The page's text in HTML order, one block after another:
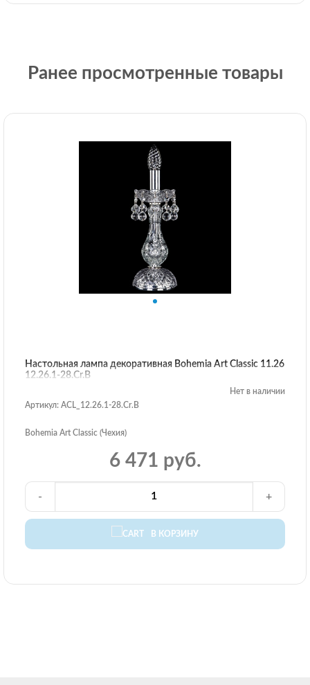
Ранее просмотренные товары
Настольная лампа декоративная Bohemia Art Classic 11.26
12.26.1-28.Cr.B
Нет в наличии
Артикул: ACL_12.26.1-28.Cr.B
Bohemia Art Classic (Чехия)
6 471 руб.
В КОРЗИНУ
- +